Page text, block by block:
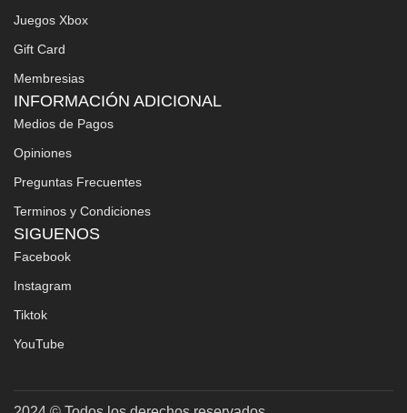
Juegos Xbox
Gift Card
Membresias
INFORMACIÓN ADICIONAL
Medios de Pagos
Opiniones
Preguntas Frecuentes
Terminos y Condiciones
SIGUENOS
Facebook
Instagram
Tiktok
YouTube